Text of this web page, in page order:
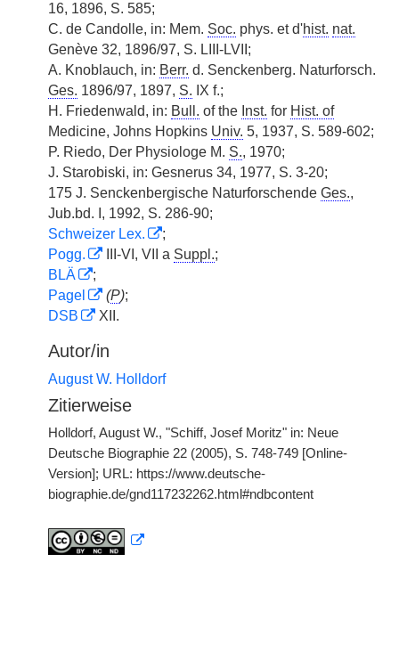
16, 1896, S. 585;
C. de Candolle, in: Mem. Soc. phys. et d'hist. nat.
Genève 32, 1896/97, S. LIII-LVII;
A. Knoblauch, in: Berr. d. Senckenberg. Naturforsch.
Ges. 1896/97, 1897, S. IX f.;
H. Friedenwald, in: Bull. of the Inst. for Hist. of
Medicine, Johns Hopkins Univ. 5, 1937, S. 589-602;
P. Riedo, Der Physiologe M. S., 1970;
J. Starobiski, in: Gesnerus 34, 1977, S. 3-20;
175 J. Senckenbergische Naturforschende Ges.,
Jub.bd. I, 1992, S. 286-90;
Schweizer Lex.
;
Pogg.
III-VI, VII a Suppl.;
BLÄ
;
Pagel
(P);
DSB
XII.
Autor/in
August W. Holldorf
Zitierweise
Holldorf, August W., "Schiff, Josef Moritz" in: Neue
Deutsche Biographie 22 (2005), S. 748-749 [Online-
Version]; URL: https://www.deutsche-
biographie.de/gnd117232262.html#ndbcontent